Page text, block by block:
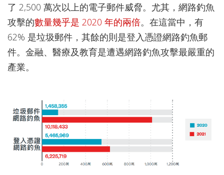
了 2,500 萬次以上的電子郵件威脅。尤其，網路釣魚
攻擊的數量幾乎是 2020 年的兩倍。在這當中，有
62% 是垃圾郵件，其餘的則是登入憑證網路釣魚郵
件。金融、醫療及教育是遭遇網路釣魚攻擊最嚴重的
產業。